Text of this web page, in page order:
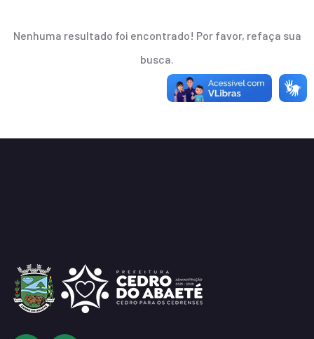
Nenhuma resultado foi encontrado! Por favor, refaça sua
busca.